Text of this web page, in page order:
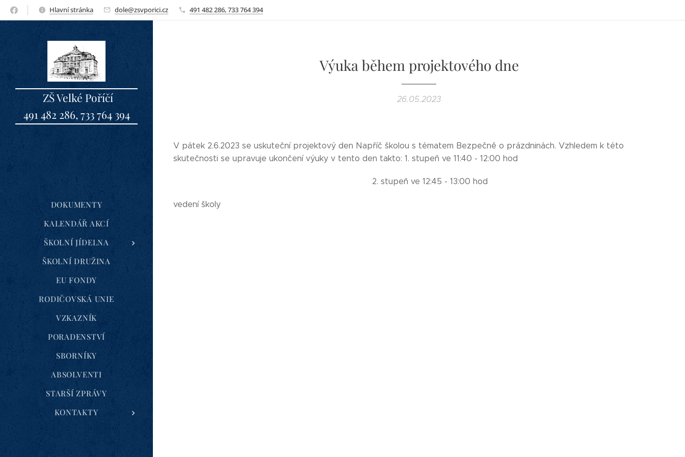
Hlavní stránka dole@zsvporici.cz 491 482 286, 733 764 394
ZŠ Velké Poříčí
491 482 286, 733 764 394
DOKUMENTY
KALENDÁŘ AKCÍ
ŠKOLNÍ JÍDELNA
ŠKOLNÍ DRUŽINA
EU FONDY
RODIČOVSKÁ UNIE
VZKAZNÍK
PORADENSTVÍ
SBORNÍKY
ABSOLVENTI
STARŠÍ ZPRÁVY
KONTAKTY
Výuka během projektového dne
26.05.2023
V pátek 2.6.2023 se uskuteční projektový den Napříč školou s tématem Bezpečně o prázdninách. Vzhledem k této
skutečnosti se upravuje ukončení výuky v tento den takto: 1. stupeň ve 11:40 - 12:00 hod
2. stupeň ve 12:45 - 13:00 hod
vedení školy